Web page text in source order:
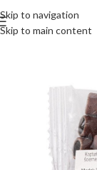
Skip to navigation
Skip to main content